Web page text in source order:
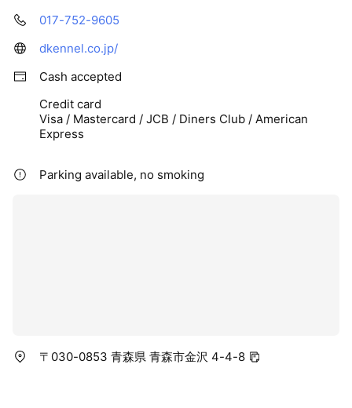
017-752-9605
dkennel.co.jp/
Cash accepted
Credit card
Visa / Mastercard / JCB / Diners Club / American
Express
Parking available, no smoking
〒030-0853 青森県 青森市金沢 4-4-8